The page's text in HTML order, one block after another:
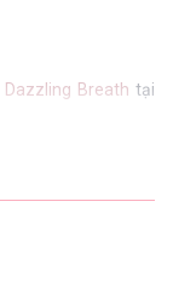
Dazzling Breath tại